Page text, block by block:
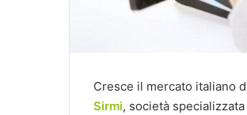
Cresce il mercato italiano
Sirmi, società